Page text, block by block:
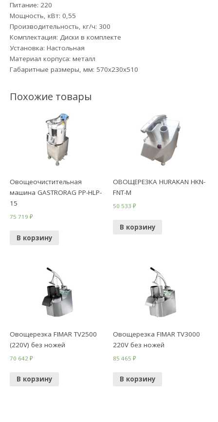
Питание: 220
Мощность, кВт: 0,55
Производительность, кг/ч: 300
Комплектация: Диски в комплекте
Установка: Настольная
Материал корпуса: металл
Габаритные размеры, мм: 570х230х510
Похожие товары
Овощеочистительная
машина GASTRORAG PP-HLP-
15
75 719₽
В корзину
ОВОЩЕРЕЗКА HURAKAN HKN-
FNT-M
50 533₽
В корзину
Овощерезка FIMAR TV2500
(220V) без ножей
70 642₽
В корзину
Овощерезка FIMAR TV3000
220V без ножей
85 465₽
В корзину